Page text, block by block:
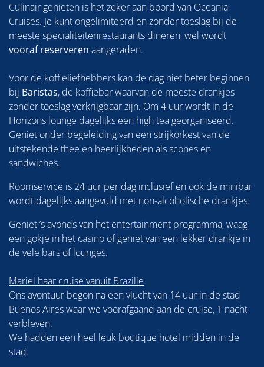
Culinair genieten is het zeker aan boord van Oceania
Cruises. Je kunt ongelimiteerd en zonder toeslag bij de
meeste specialiteitenrestaurants dineren, wel wordt
vooraf reserveren aangeraden.
Voor de koffieliefhebbers kan de dag niet beter beginnen
bij Baristas, de koffiebar waarvan de meeste drankjes
zonder toeslag verkrijgbaar zijn. Om 4 uur wordt in de
Horizons lounge dagelijks een high tea georganiseerd.
Geniet onder begeleiding van een strijkorkest van de
uitstekende thee en heerlijkheden als scones en
sandwiches.
Roomservice is 24 uur per dag inclusief en ook de minibar
wordt dagelijks aangevuld met non-alcoholische drankjes.
Geniet ’s avonds van het entertainment programma, waag
een gokje in het casino of geniet van een lekker drankje in
de vele bars of lounges.
Mariël haar cruise vanuit Brazilië
Ons avontuur begon na een vlucht van 14 uur in de stad
Buenos Aires waar we voorafgaand aan de cruise, 1 nacht
verbleven.
We hadden een heel leuk boutique hotel midden in de
stad.